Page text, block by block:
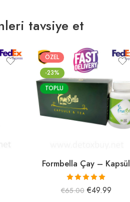
tavsiye et
ÖZEL
-23%
TOPLU
Formbella Çay – Kapsül
5 üzerinden
5.00oy aldı
€65.00 €49.99